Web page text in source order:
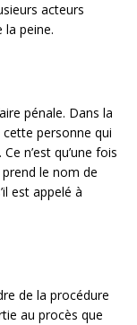
acteurs
la peine.
pénale. Dans la
cette personne qui
n’est qu’une fois
le nom de
est appelé à
de la procédure
au procès que